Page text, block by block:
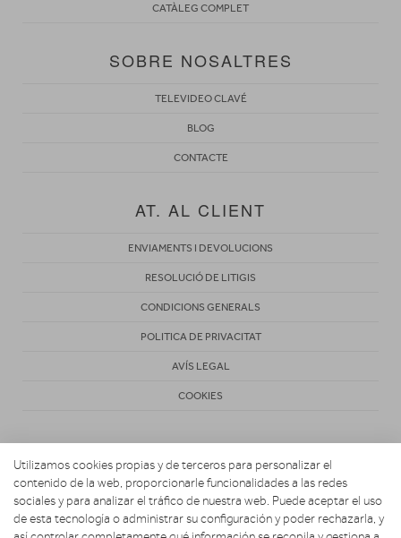
CATÀLEG COMPLET
SOBRE NOSALTRES
TELEVIDEO CLAVÉ
BLOG
CONTACTE
AT. AL CLIENT
ENVIAMENTS I DEVOLUCIONS
RESOLUCIÓ DE LITIGIS
CONDICIONS GENERALS
POLITICA DE PRIVACITAT
AVÍS LEGAL
COOKIES
Utilizamos cookies propias y de terceros para personalizar el
contenido de la web, proporcionarle funcionalidades a las redes
sociales y para analizar el tráfico de nuestra web. Puede aceptar el uso
de esta tecnología o administrar su configuración y poder rechazarla, y